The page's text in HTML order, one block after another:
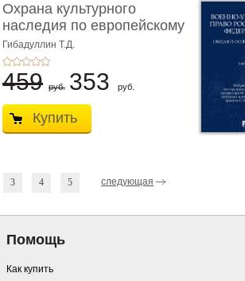
Охрана культурного
наследия по европейскому
п ...
Гибадуллин Т.Д.
459 руб. 353 руб.
Купить
3 4 5 следующая
Помощь
Как купить